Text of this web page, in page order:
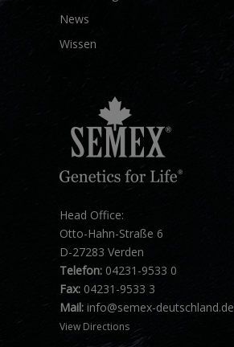
News
Wissen
Head Office:
Otto-Hahn-Straße 6
D-27283 Verden
Telefon: 04231-9533 0
Fax: 04231-9533 3
Mail: info@semex-deutschland.de
View Directions